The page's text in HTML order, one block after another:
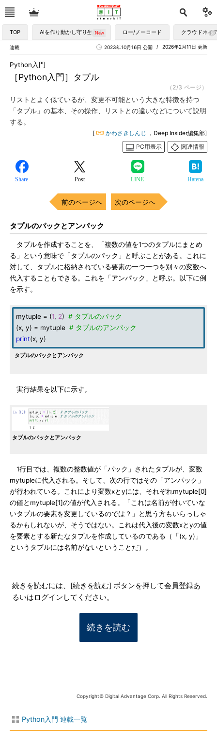
TOP AIを作り動かし守り生かす ロー/ノーコード クラウドネイ
連載 2026年2月11日 更新
2023年10月16日 公開
［Python入門］タプル
Python入門
（2/3 ページ）
リストとよく似ているが、変更不可能という大きな特徴を持つ
「タプル」の基本、その操作、リストとの違いなどについて説明
する。
[ かわさきしんじ
，Deep Insider編集部]
PC用表示
関連情報
Share Post LINE Hatena
前のページへ 次のページへ
タプルのパックとアンパック
タプルを作成することを、「複数の値を1つのタプルにまとめ
る」という意味で「タプルのパック」と呼ぶことがある。これに
対して、タプルに格納されている要素の一つ一つを別々の変数へ
代入することもできる。これを「アンパック」と呼ぶ。以下に例
を示す。
mytuple = (1, 2) # タプルのパック
(x, y) = mytuple # タプルのアンパック
print(x, y)
タプルのパックとアンパック
実行結果を以下に示す。
タプルのパックとアンパック
1行目では、複数の整数値が「パック」されたタプルが、変数
mytupleに代入される。そして、次の行ではその「アンパック」
が行われている。これにより変数xとyには、それぞれmytuple[0]
の値とmytuple[1]の値が代入される。「これは名前が付いていな
いタプルの要素を変更しているのでは？」と思う方もいらっしゃ
るかもしれないが、そうではない。これは代入後の変数xとyの値
を要素とする新たなタプルを作成しているのである（「(x, y)」
というタプルには名前がないということだ）。
続きを読むには、[続きを読む] ボタンを押して会員登録あ
るいはログインしてください。
続きを読む
Copyright© Digital Advantage Corp. All Rights Reserved.
Python入門 連載一覧